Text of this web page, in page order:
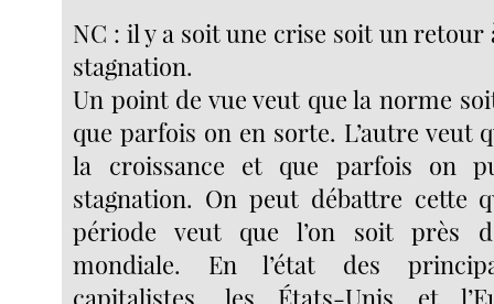
NC : il y a soit une crise soit un retour
stagnation.
Un point de vue veut que la norme
que parfois on en sorte. L’autre veut
la croissance et que parfois on
stagnation. On peut débattre cette
période veut que l’on soit près
mondiale. En l’état des
capitalistes, les États-Unis et